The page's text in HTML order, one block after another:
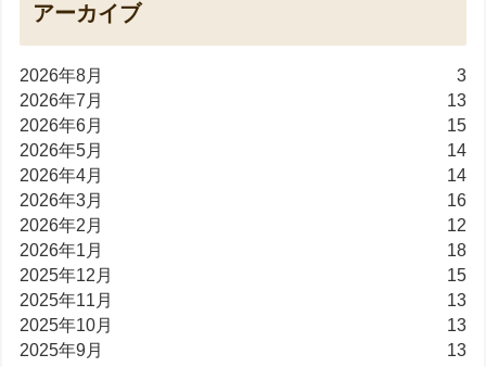
アーカイブ
2026年8月
3
2026年7月
13
2026年6月
15
2026年5月
14
2026年4月
14
2026年3月
16
2026年2月
12
2026年1月
18
2025年12月
15
2025年11月
13
2025年10月
13
2025年9月
13